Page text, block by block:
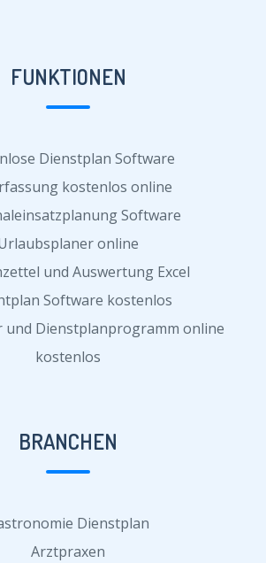
FUNKTIONEN
Dienstplan Software
kostenlos online
Software
online
und Auswertung Excel
Software kostenlos
und Dienstplanprogramm online
kostenlos
BRANCHEN
Dienstplan
Arztpraxen